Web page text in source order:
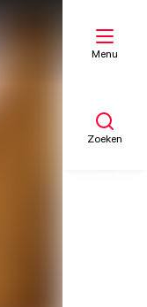
Menu
Zoeken